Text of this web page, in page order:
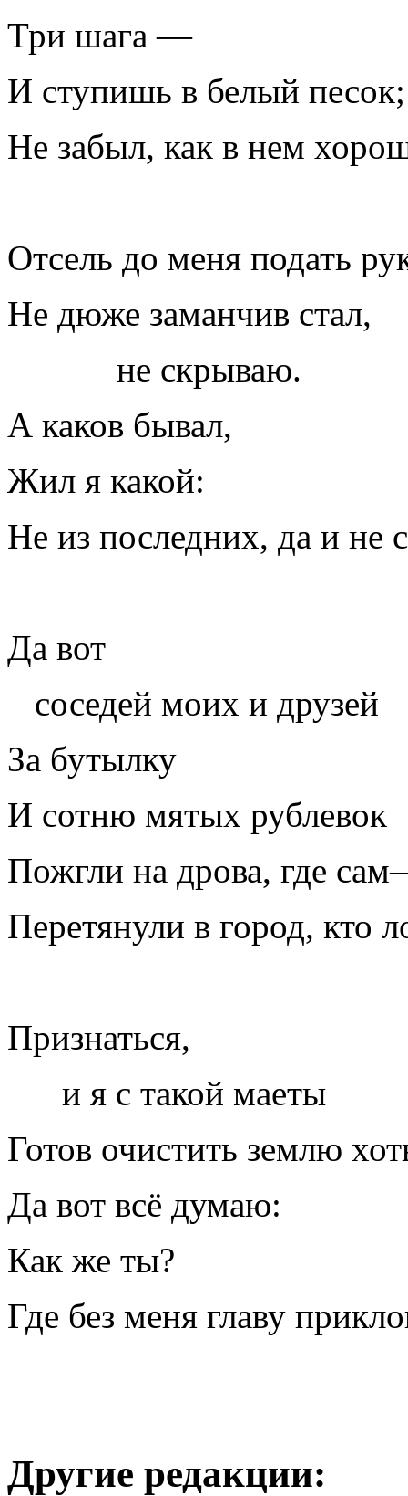
Три шага —
И ступишь в белый песок;
Не забыл, как в нем
Отсель до меня подать
Не дюже заманчив стал,
не скрываю.
А каков бывал,
Жил я какой:
Не из последних, да и не
Да вот
соседей моих и друзей
За бутылку
И сотню мятых рублевок
Пожгли на дрова, где
Перетянули в город, кто
Признаться,
и я с такой маеты
Готов очистить землю
Да вот всё думаю:
Как же ты?
Где без меня главу
Другие редакции: